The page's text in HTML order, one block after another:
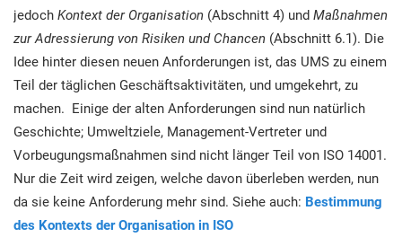
jedoch Kontext der Organisation (Abschnitt 4) und Maßnahmen
zur Adressierung von Risiken und Chancen (Abschnitt 6.1). Die
Idee hinter diesen neuen Anforderungen ist, das UMS zu einem
Teil der täglichen Geschäftsaktivitäten, und umgekehrt, zu
machen. Einige der alten Anforderungen sind nun natürlich
Geschichte; Umweltziele, Management-Vertreter und
Vorbeugungsmaßnahmen sind nicht länger Teil von ISO 14001.
Nur die Zeit wird zeigen, welche davon überleben werden, nun
da sie keine Anforderung mehr sind. Siehe auch: Bestimmung
des Kontexts der Organisation in ISO